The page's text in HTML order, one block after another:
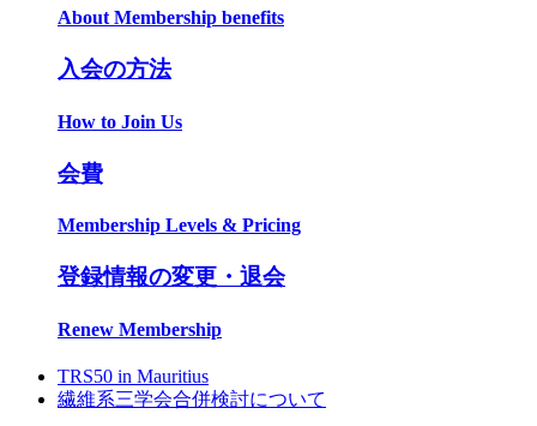
About Membership benefits
入会の方法
How to Join Us
会費
Membership Levels & Pricing
登録情報の変更・退会
Renew Membership
TRS50 in Mauritius
繊維系三学会合併検討について